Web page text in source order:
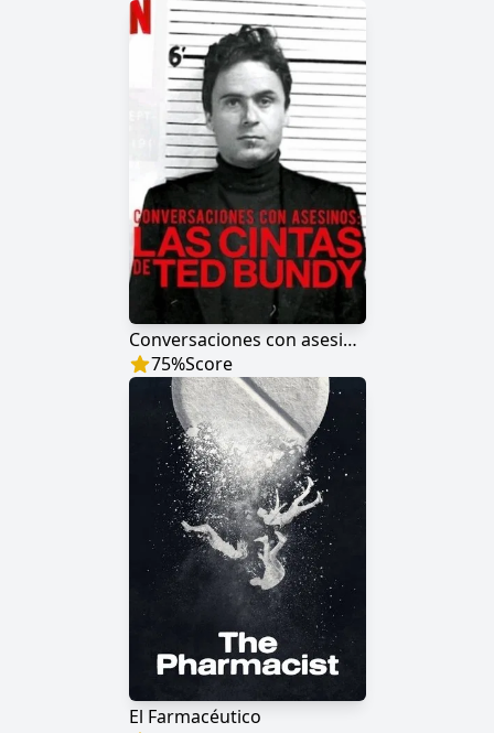
Conversaciones con asesinos: Las cintas de Ted Bundy
75%Score
El Farmacéutico